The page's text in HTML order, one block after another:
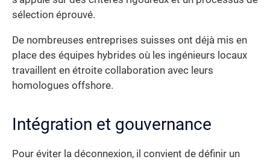
sélection éprouvé.
De nombreuses entreprises suisses ont déjà mis en
place des équipes hybrides où les ingénieurs locaux
travaillent en étroite collaboration avec leurs
homologues offshore.
Intégration et gouvernance
Pour éviter la déconnexion, il convient de définir un